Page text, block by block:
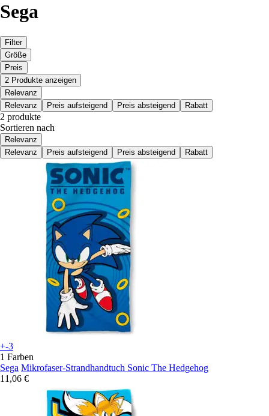
Sega
Filter
Größe
Preis
2 Produkte anzeigen
Relevanz
Relevanz
Preis aufsteigend Preis absteigend Rabatt
2 produkte
Sortieren nach
Relevanz
Relevanz
Preis aufsteigend Preis absteigend Rabatt
+-3
1 Farben
Sega Mikrofaser-Strandhandtuch Sonic The Hedgehog
11,06 €